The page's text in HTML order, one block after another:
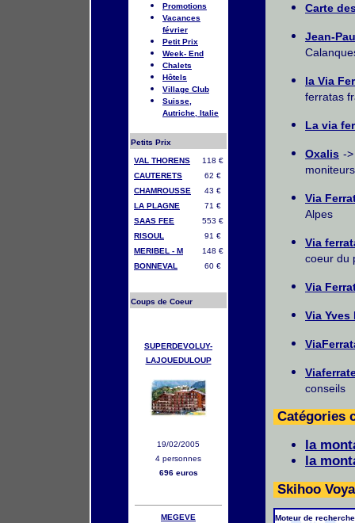
Promotions
Vacances
février
Petit Prix
Week- End
Chalets
Hôtels
Village Club
Suisse,
Autriche, Italie
Petits Prix
VAL THORENS
118 €
CAUTERETS
62 €
CHAMROUSSE
43 €
LA PLAGNE
71 €
SAAS FEE
553 €
RISOUL
91 €
MERIBEL - M
148 €
BONNEVAL
60 €
Coups de Coeur
SUPERDEVOLUY-
LAJOUEDULOUP
19/02/2005
4 personnes
696 euros
MEGEVE
Carte
Jean-
la Via
ferratas
La via
Oxalis -
Via
Alpes
Via
coeur du
Via
Via Yves
conseils
Catégories
la
la
Skihoo
Moteur de recherche